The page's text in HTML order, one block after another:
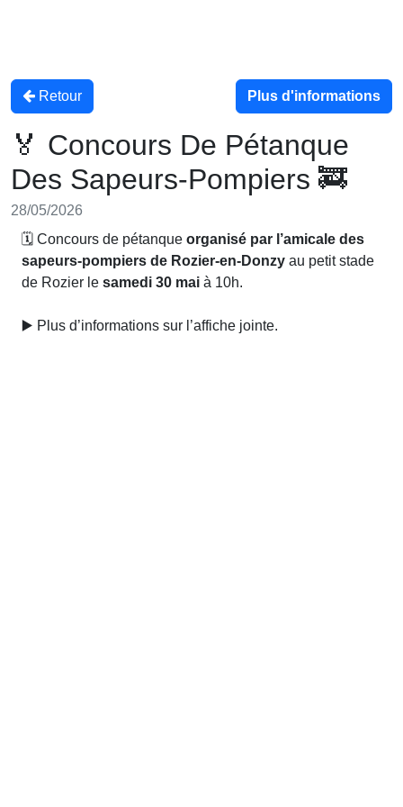
Retour Plus d'informations
🏅 Concours De Pétanque
Des Sapeurs-Pompiers 🚒
28/05/2026
🗓 Concours de pétanque organisé par l’amicale des
sapeurs-pompiers de Rozier-en-Donzy au petit stade
de Rozier le samedi 30 mai à 10h.
▶️ Plus d’informations sur l’affiche jointe.